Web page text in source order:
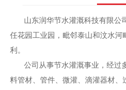
山东润华节水灌溉科技有限公
任花园工业园，毗邻泰山和汶水河
利。
公司从事节水灌溉事业，经过
料管材、管件、微灌、滴灌器材、